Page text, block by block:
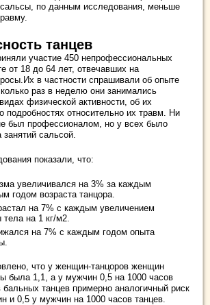
по данным исследования, меньше
танцев
участие 450 непрофессиональных
от 18 до 64 лет, отвечавших на
в частности спрашивали об опыте
раз в неделю они занимались
физической активности, об их
подробностях относительно их травм. Ни
был профессионалом, но у всех было
сальсой.
показали, что:
увеличивался на 3% за каждым
годом возраста танцора.
на 7% с каждым увеличением
на 1 кг/м2.
на 7% с каждым годом опыта
что у женщин-танцоров женщин
была 1,1, а у мужчин 0,5 на 1000 часов
бальных танцев примерно аналогичный риск
и 0,5 у мужчин на 1000 часов танцев.